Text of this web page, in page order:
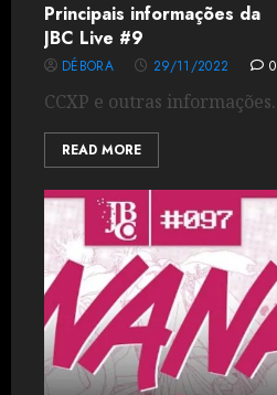
Principais informações da
JBC Live #9
DÉBORA 29/11/2022 0
CCXP e outras informações.
READ MORE